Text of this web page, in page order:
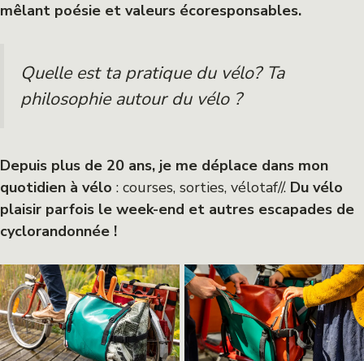
mêlant poésie et valeurs écoresponsables.
Quelle est ta pratique du vélo? Ta
philosophie autour du vélo ?
Depuis plus de 20 ans, je me déplace dans mon
quotidien à vélo : courses, sorties, vélotaf//. Du vélo
plaisir parfois le week-end et autres escapades de
cyclorandonnée !